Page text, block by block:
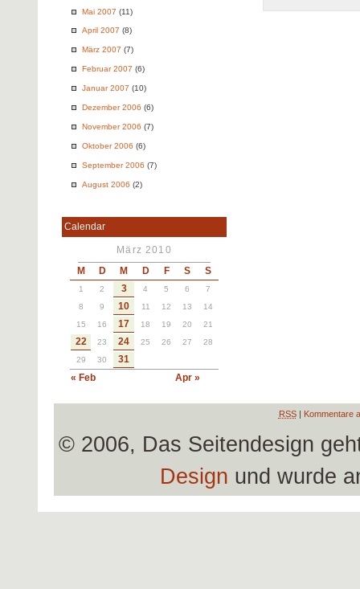
Mai 2007 (11)
April 2007 (8)
März 2007 (7)
Februar 2007 (6)
Januar 2007 (10)
Dezember 2006 (6)
November 2006 (7)
Oktober 2006 (6)
September 2006 (7)
August 2006 (2)
Calendar
März 2010
M D M D F S S
« Feb Apr »
1 2 3 4 5 6
7
8
9 10 11 12 13
14
15
16 17 18 19 20 21
22 23 24 25 26 27
28
29
30 31
RSS| Kommentare
© 2006, Das Seitendesign
Design und wurde